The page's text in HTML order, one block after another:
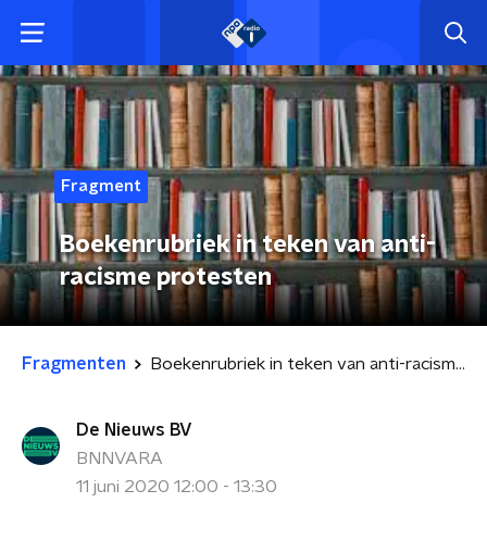
Fragment
Boekenrubriek in teken van anti-
racisme protesten
Fragmenten Boekenrubriek in teken van anti-racisme protesten
De Nieuws BV
BNNVARA
11 juni 2020 12:00 - 13:30